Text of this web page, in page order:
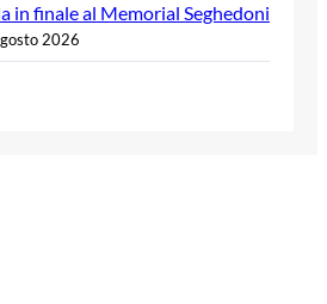
in finale al Memorial Seghedoni
2026